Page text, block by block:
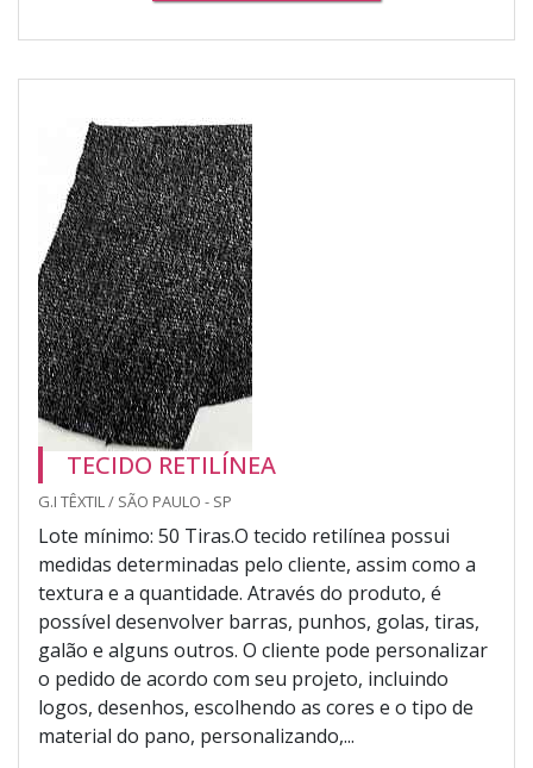
TECIDO RETILÍNEA
G.I TÊXTIL / SÃO PAULO - SP
Lote mínimo: 50 Tiras.O tecido retilínea possui
medidas determinadas pelo cliente, assim como a
textura e a quantidade. Através do produto, é
possível desenvolver barras, punhos, golas, tiras,
galão e alguns outros. O cliente pode personalizar
o pedido de acordo com seu projeto, incluindo
logos, desenhos, escolhendo as cores e o tipo de
material do pano, personalizando,...